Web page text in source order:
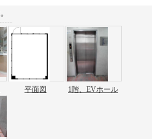
平面図 1階、EVホール